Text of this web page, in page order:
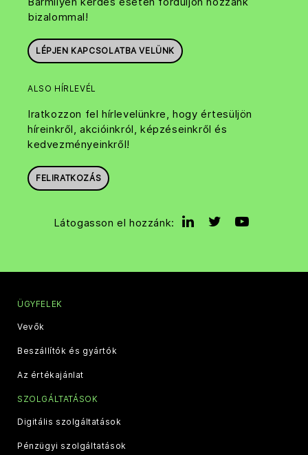
bizalommal!
LÉPJEN KAPCSOLATBA VELÜNK
ALSO HÍRLEVÉL
Iratkozzon fel hírlevelünkre, hogy értesüljön
híreinkről, akcióinkról, képzéseinkről és
kedvezményeinkről!
FELIRATKOZÁS
Látogasson el hozzánk:
ÜGYFELEK
Vevők
Beszállítók és gyártók
Az értékajánlat
SZOLGÁLTATÁSOK
Digitális szolgáltatások
Pénzügyi szolgáltatások